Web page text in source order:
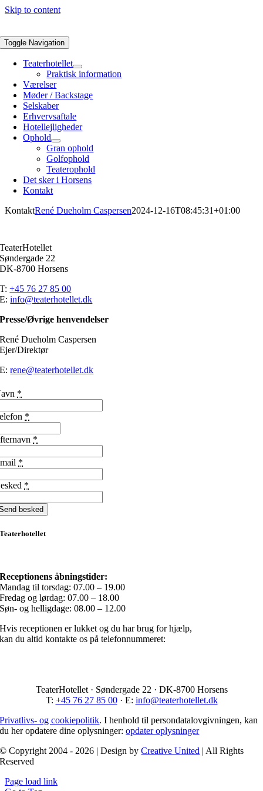
Skip to content
Toggle Navigation
Teaterhotellet
Praktisk information
Værelser
Møder / Backstage
Selskaber
Erhvervsaftale
Hotellejligheder
Ophold
Gran ophold
Golfophold
Teaterophold
Det sker i Horsens
Kontakt
KontaktRené Dueholm Caspersen2024-12-16T08:45:31+01:00
TeaterHotellet
Søndergade 22
DK-8700 Horsens
T:+45 76 27 85 00
E:info@teaterhotellet.dk
Presse/Øvrige henvendelser
René Dueholm Caspersen
Ejer/Direktør
E:rene@teaterhotellet.dk
*
*
*
*
*
besked
Teaterhotellet
Receptionens åbningstider:
Mandag til torsdag: 07.00 – 19.00
Fredag og lørdag: 07.00 – 18.00
Søn- og helligdage: 08.00 – 12.00
Hvis receptionen er lukket og du har brug for hjælp,
kan du altid kontakte os på telefonnummeret:
TeaterHotellet · Søndergade 22 · DK-8700 Horsens
T: +45 76 27 85 00· E: info@teaterhotellet.dk
Privatlivs- og cookiepolitik. I henhold til persondatalovgivningen, kan
du her opdatere dine oplysninger:opdater oplysninger
© Copyright 2004 - 2026 | Design byCreative United | All Rights
Reserved
Page load link